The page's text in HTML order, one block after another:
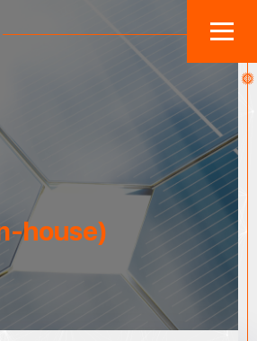
house)